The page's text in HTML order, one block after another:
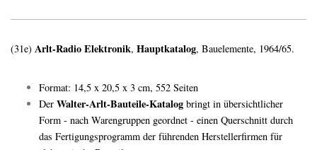
(31e) Arlt-Radio Elektronik, Hauptkatalog, Bauelemente, 1964/65.
Format: 14,5 x 20,5 x 3 cm, 552 Seiten
Der Walter-Arlt-Bauteile-Katalog bringt in übersichtlicher
Form - nach Warengruppen geordnet - einen Querschnitt durch
das Fertigungsprogramm der führenden Herstellerfirmen für